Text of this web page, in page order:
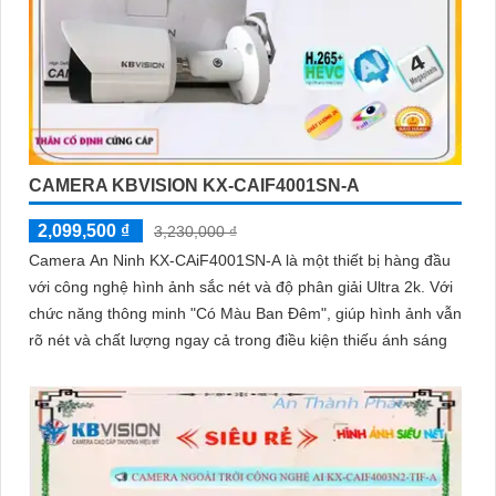
CAMERA KBVISION KX-CAIF4001SN-A
2,099,500 ₫
3,230,000 ₫
Camera An Ninh KX-CAiF4001SN-A là một thiết bị hàng đầu
với công nghệ hình ảnh sắc nét và độ phân giải Ultra 2k. Với
chức năng thông minh "Có Màu Ban Đêm", giúp hình ảnh vẫn
rõ nét và chất lượng ngay cả trong điều kiện thiếu ánh sáng